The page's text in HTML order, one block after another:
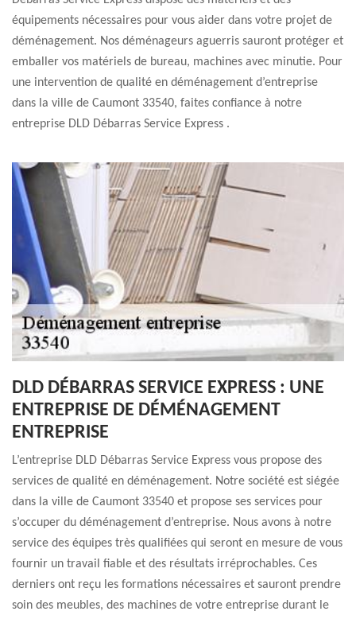
équipements nécessaires pour vous aider dans votre projet de
déménagement. Nos déménageurs aguerris sauront protéger et
emballer vos matériels de bureau, machines avec minutie. Pour
une intervention de qualité en déménagement d’entreprise
dans la ville de Caumont 33540, faites confiance à notre
entreprise DLD Débarras Service Express .
DLD DÉBARRAS SERVICE EXPRESS : UNE
ENTREPRISE DE DÉMÉNAGEMENT
ENTREPRISE
L’entreprise DLD Débarras Service Express vous propose des
services de qualité en déménagement. Notre société est siégée
dans la ville de Caumont 33540 et propose ses services pour
s’occuper du déménagement d’entreprise. Nous avons à notre
service des équipes très qualifiées qui seront en mesure de vous
fournir un travail fiable et des résultats irréprochables. Ces
derniers ont reçu les formations nécessaires et sauront prendre
soin des meubles, des machines de votre entreprise durant le